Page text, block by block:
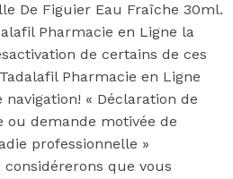
De Figuier Eau Fraîche 30ml.
Pharmacie en Ligne la
de certains de ces
Pharmacie en Ligne
« Déclaration de
ou demande motivée de
professionnelle »
considérerons que vous